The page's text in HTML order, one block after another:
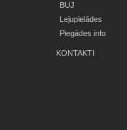
BUJ
Lejupielādes
Piegādes info
KONTAKTI